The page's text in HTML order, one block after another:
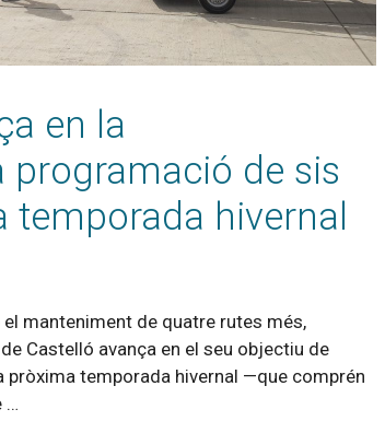
en la
de sis
hivernal
manteniment de quatre rutes més,
Castelló avança en el seu objectiu de
temporada hivernal —que comprén
…